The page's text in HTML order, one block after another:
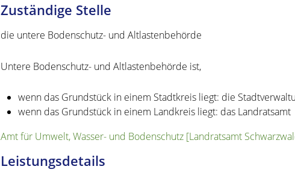
Zuständige Stelle
die untere Bodenschutz- und Altlastenbehörde
Untere Bodenschutz- und Altlastenbehörde ist,
wenn das Grundstück in einem Stadtkreis liegt: die
wenn das Grundstück in einem Landkreis liegt: das Landratsamt
Amt für Umwelt, Wasser- und Bodenschutz [Landratsamt
Leistungsdetails